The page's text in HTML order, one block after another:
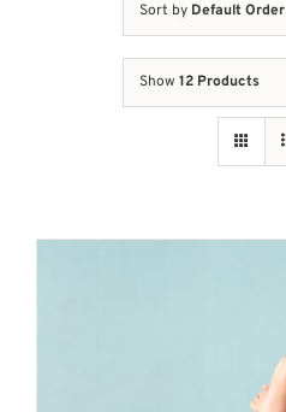
Sort by Default Order
Show 12 Products